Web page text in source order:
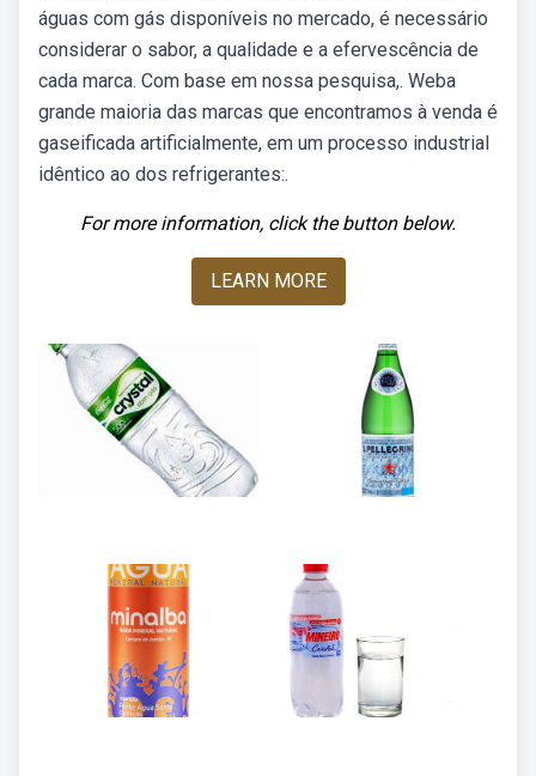
águas com gás disponíveis no mercado, é necessário
considerar o sabor, a qualidade e a efervescência de
cada marca. Com base em nossa pesquisa,. Weba
grande maioria das marcas que encontramos à venda é
gaseificada artificialmente, em um processo industrial
idêntico ao dos refrigerantes:.
For more information, click the button below.
LEARN MORE